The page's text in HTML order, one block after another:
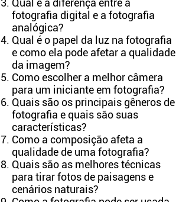
Qual é a diferença entre a
fotografia digital e a fotografia
analógica?
Qual é o papel da luz na fotografia
e como ela pode afetar a qualidade
da imagem?
Como escolher a melhor câmera
para um iniciante em fotografia?
Quais são os principais gêneros de
fotografia e quais são suas
características?
Como a composição afeta a
qualidade de uma fotografia?
Quais são as melhores técnicas
para tirar fotos de paisagens e
cenários naturais?